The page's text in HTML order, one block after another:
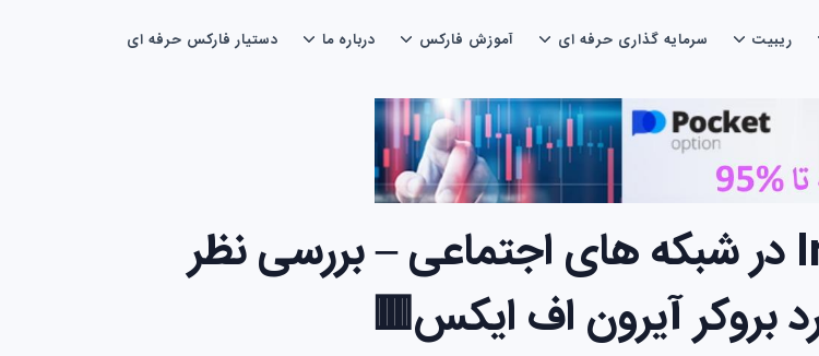
ریبیت سرمایه گذاری حرفه ای آموزش فارکس درباره ما دستیار فارکس حرفه ای
🟥نظرات درباره بروکر Ironfx در شبکه های اجتماعی – بررسی نظر
بروکر آیرون اف ایکس🟥